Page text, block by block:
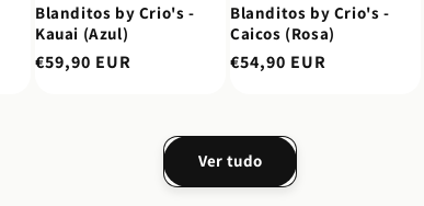
Blanditos by Crio's -
Kauai (Azul)
Preço
€59,90 EUR
Blanditos by Crio's -
Caicos (Rosa)
Preço
€54,90 EUR
Ver tudo